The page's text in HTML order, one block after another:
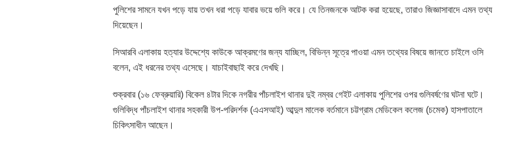
পুলিশের সামনে যখন পড়ে যায় তখন ধরা পড়ে যাবার ভয়ে গুলি করে। যে তিনজনকে আটক করা হয়েছে, তারাও জিজ্ঞাসাবাদে এমন তথ্য
দিয়েছেন।
সিআরবি এলাকায় হত্যার উদ্দেশ্যে কাউকে আক্রমণের জন্য যাচ্ছিল, বিভিন্ন সূত্রে পাওয়া এমন তথ্যের বিষয়ে জানতে চাইলে ওসি
বলেন, এই ধরনের তথ্য এসেছে। যাচাইবাছাই করে দেখছি।
শুক্রবার (১৬ ফেব্রুয়ারি) বিকেল ৪টার দিকে নগরীর পাঁচলাইশ থানার দুই নম্বর গেইট এলাকায় পুলিশের ওপর গুলিবর্ষণের ঘটনা ঘটে।
গুলিবিদ্ধ পাঁচলাইশ থানার সহকারী উপ-পরিদর্শক (এএসআই) আব্দুল মালেক বর্তমানে চট্টগ্রাম মেডিকেল কলেজ (চমেক) হাসপাতালে
চিকিৎসাধীন আছেন।